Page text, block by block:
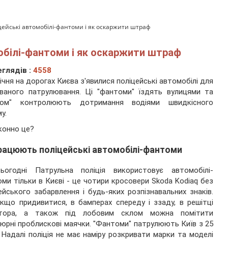
автомобілі-фантоми і як оскаржити штраф
фантоми і як оскаржити штраф
: 4558
на дорогах Києва з'явилися поліцейські автомобілі для
патрулювання. Ці "фантоми" їздять вулицями та
контролюють дотримання водіями швидкісного
це?
поліцейські автомобілі-фантоми
Патрульна поліція використовує автомобілі-
тільки в Києві - це чотири кросовери Skoda Kodiaq без
забарвлення і будь-яких розпізнавальних знаків.
придивитися, в бамперах спереду і ззаду, в решітці
а також під лобовим склом можна помітити
проблискові маячки. "Фантоми" патрулюють Київ з 25
Надалі поліція не має наміру розкривати марки та моделі